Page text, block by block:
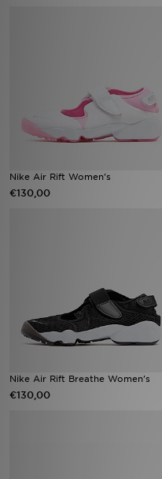
Nike Air Rift Women's
€130,00
Nike Air Rift Breathe Women's
€130,00
Bestelling traceren
Mijn JD
Klantenservice